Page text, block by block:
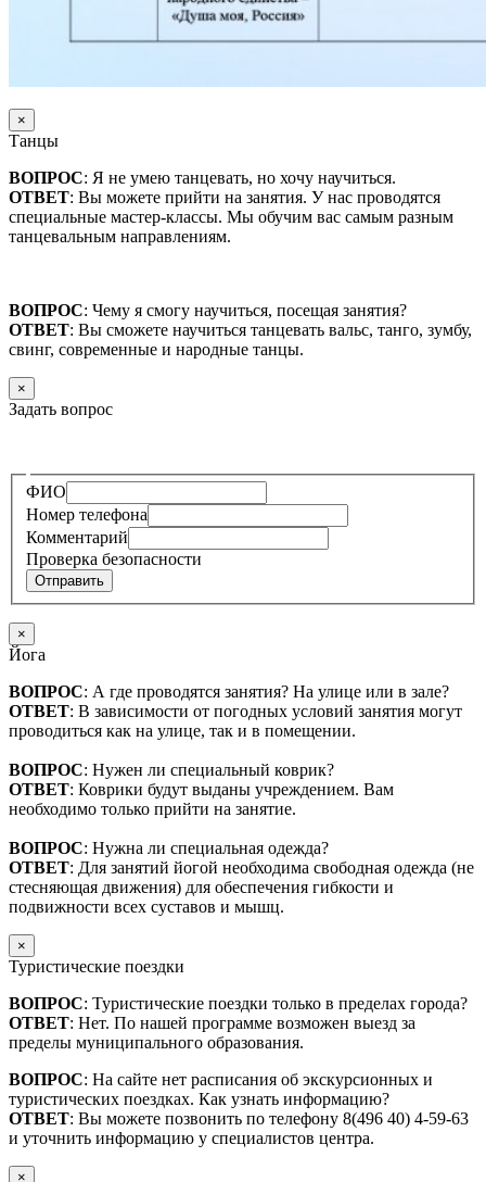
×
Танцы
ВОПРОС: Я не умею танцевать, но хочу научиться.
ОТВЕТ: Вы можете прийти на занятия. У нас проводятся
специальные мастер-классы. Мы обучим вас самым разным
танцевальным направлениям.
ВОПРОС: Чему я смогу научиться, посещая занятия?
ОТВЕТ: Вы сможете научиться танцевать вальс, танго, зумбу,
свинг, современные и народные танцы.
×
Задать вопрос
ФИО
Номер телефона
Комментарий
Проверка безопасности
Отправить
×
Йога
ВОПРОС: А где проводятся занятия? На улице или в зале?
ОТВЕТ: В зависимости от погодных условий занятия могут
проводиться как на улице, так и в помещении.
ВОПРОС: Нужен ли специальный коврик?
ОТВЕТ: Коврики будут выданы учреждением. Вам
необходимо только прийти на занятие.
ВОПРОС: Нужна ли специальная одежда?
ОТВЕТ: Для занятий йогой необходима свободная одежда (не
стесняющая движения) для обеспечения гибкости и
подвижности всех суставов и мышц.
×
Туристические поездки
ВОПРОС: Туристические поездки только в пределах города?
ОТВЕТ: Нет. По нашей программе возможен выезд за
пределы муниципального образования.
ВОПРОС: На сайте нет расписания об экскурсионных и
туристических поездках. Как узнать информацию?
ОТВЕТ: Вы можете позвонить по телефону 8(496 40) 4-59-63
и уточнить информацию у специалистов центра.
×